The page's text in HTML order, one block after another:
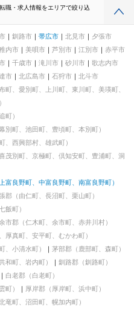
職・求人情報をエリアで絞り込
釧路市 帯広市 北見市
夕張市
内市 美唄市 芦別市 江別市
赤平市
千歳市 滝川市 砂川市
歌志内市
市 北広島市 石狩市
北斗市
町、愛別町、上川町、東川町、美瑛町、
町）
別町、池田町、豊頃町、本別町）
、西興部村、雄武町）
茂別町、京極町、倶知安町、豊浦町、洞
富良野町、中富良野町、南富良野町）
郡（由仁町、長沼町、栗山町）
飯町）
市郡（仁木町、余市町、赤井川村）
厚真町、安平町、むかわ町）
、小清水町）
茅部郡（鹿部町、森町）
和町、岩内町）
釧路郡（釧路町）
白老郡（白老町）
町）
厚岸郡（厚岸町、浜中町）
竜町、沼田町、幌加内町）